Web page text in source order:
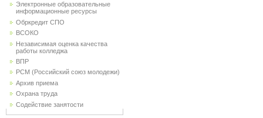
Электронные образовательные
информационные ресурсы
Обркредит СПО
ВСОКО
Независимая оценка качества
работы колледжа
ВПР
РСМ (Российский союз молодежи)
Архив приема
Охрана труда
Содействие занятости